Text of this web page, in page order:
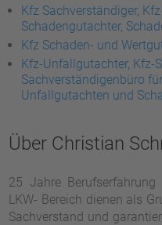
Kfz Sachverständiger,
Schadengutachter,
Kfz Schaden- und
Kfz-Unfallgutachter, Kfz-
Sachverständigenbüro
Unfallgutachten und
Über Christian
25 Jahre
LKW- Bereich dienen als
Sachverstand und